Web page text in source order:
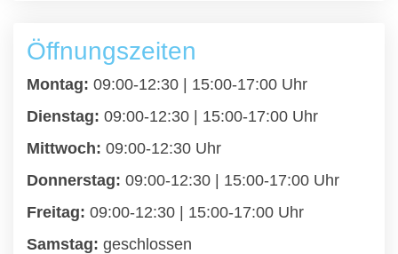
Öffnungszeiten
Montag: 09:00-12:30 | 15:00-17:00 Uhr
Dienstag: 09:00-12:30 | 15:00-17:00 Uhr
Mittwoch: 09:00-12:30 Uhr
Donnerstag: 09:00-12:30 | 15:00-17:00 Uhr
Freitag: 09:00-12:30 | 15:00-17:00 Uhr
Samstag: geschlossen